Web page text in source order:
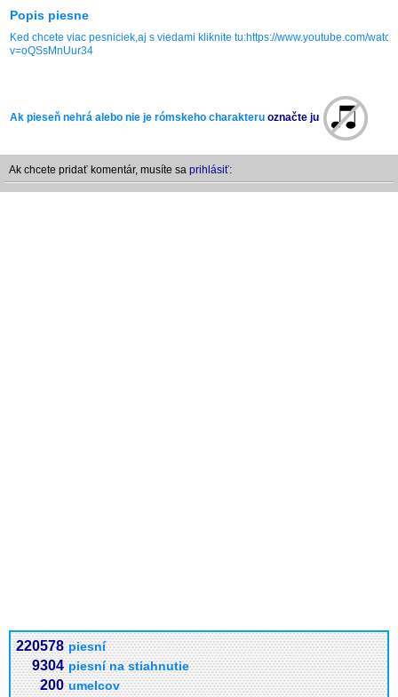
Popis piesne
Ked chcete viac pesniciek,aj s viedami kliknite tu:https://www.youtube.com/
v=oQSsMnUur34
Ak pieseň nehrá alebo nie je rómskeho charakteru označte ju
Ak chcete pridať komentár, musíte sa prihlásiť:
220578 piesní
9304 piesní na stiahnutie
200 umelcov